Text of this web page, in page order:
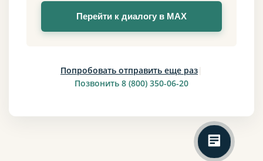
Перейти к диалогу в MAX
Попробовать отправить еще раз|
Позвонить 8 (800) 350-06-20